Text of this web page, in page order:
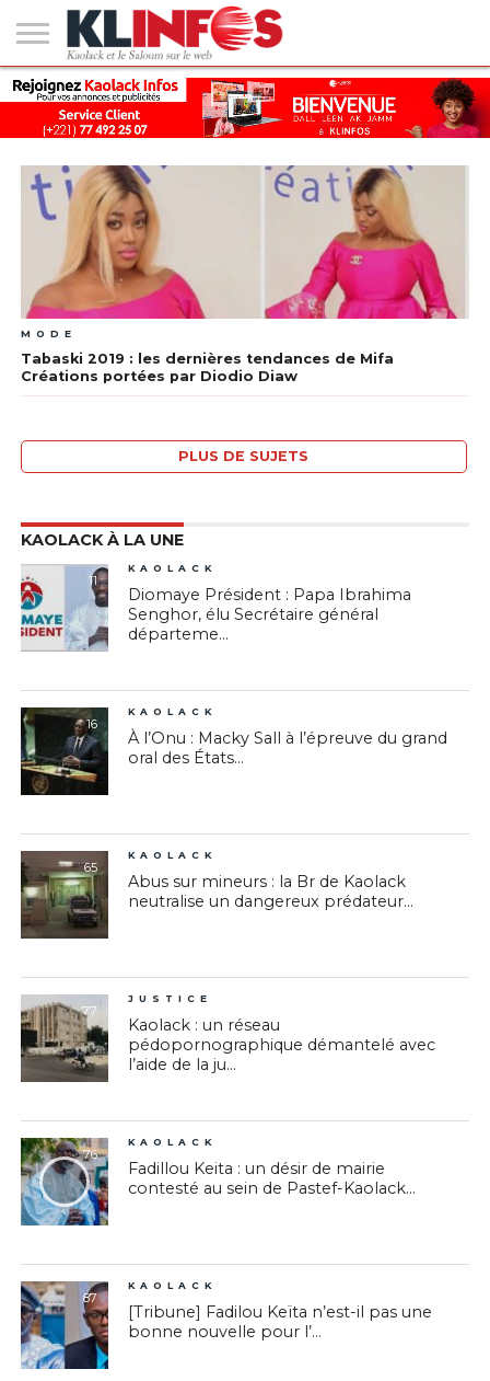
#2
(PAS
DE
TITRE)
KAOLACK
POLITIQUE
ECONOMIE
SOCIÉTÉ
CULTURE
PEOPLE
SPORT
SANTÉ
AFRIQUE
INTERNATIONAL
EMPLOI &
FORMATION
MODE
Tabaski 2019 : les dernières tendances de Mifa
Créations portées par Diodio Diaw
PLUS DE SUJETS
KAOLACK À LA UNE
11
KAOLACK
Diomaye Président : Papa Ibrahima
Senghor, élu Secrétaire général
départeme...
16
KAOLACK
À l’Onu : Macky Sall à l’épreuve du grand
oral des États...
65
KAOLACK
Abus sur mineurs : la Br de Kaolack
neutralise un dangereux prédateur...
77
JUSTICE
Kaolack : un réseau
pédopornographique démantelé avec
l’aide de la ju...
76
KAOLACK
Fadillou Keita : un désir de mairie
contesté au sein de Pastef-Kaolack...
87
KAOLACK
[Tribune] Fadilou Keïta n’est-il pas une
bonne nouvelle pour l’...